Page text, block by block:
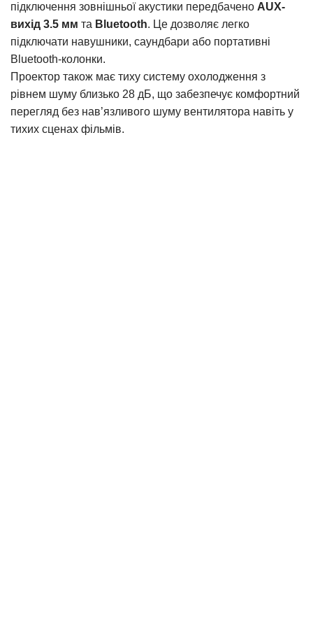
підключення зовнішньої акустики передбачено AUX-
вихід 3.5 мм та Bluetooth. Це дозволяє легко
підключати навушники, саундбари або портативні
Bluetooth-колонки.
Проектор також має тиху систему охолодження з
рівнем шуму близько 28 дБ, що забезпечує комфортний
перегляд без нав’язливого шуму вентилятора навіть у
тихих сценах фільмів.